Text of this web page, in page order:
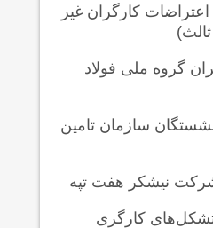
کارگران غیر
گروه ملی فولاد
سازمان تامین
نیشکر هفت تپه
تشکل‌های کارگری